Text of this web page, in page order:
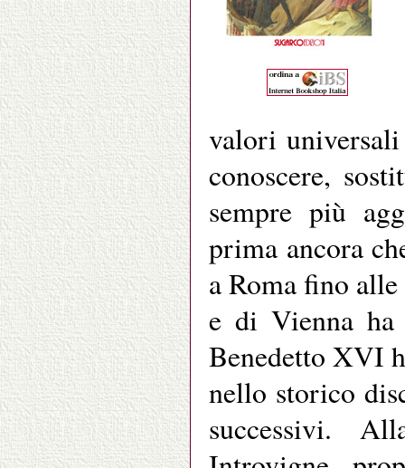
valori
conoscere,
sempre più
prima ancora
a Roma fino
e di Vienna ha
Benedetto XVI
nello storico
successivi.